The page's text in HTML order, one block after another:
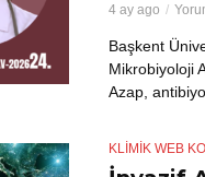
4 ay ago
Başkent
Mikrobiyoloji
Azap,
KLIMIK WEB